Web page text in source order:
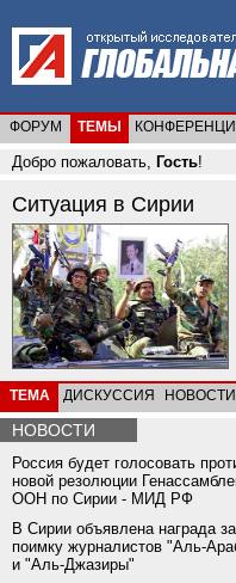
ФОРУМ ТЕМЫ
Добро пожаловать, Гость!
Ситуация в Сирии
ТЕМА ДИСКУССИЯ НОВОСТИ
НОВОСТИ
Россия будет голосовать
новой резолюции
ООН по Сирии - МИД РФ
В Сирии объявлена награда за
поимку журналистов "Аль-
и "Аль-Джазиры"